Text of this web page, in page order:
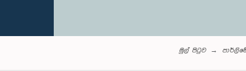
මුල් පිටුව